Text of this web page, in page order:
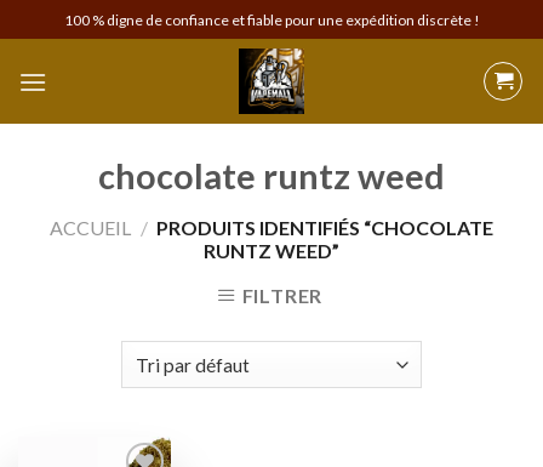
to
content
100 % digne de confiance et fiable pour une expédition discrète !
chocolate runtz weed
ACCUEIL / PRODUITS IDENTIFIÉS “CHOCOLATE
RUNTZ WEED”
FILTRER